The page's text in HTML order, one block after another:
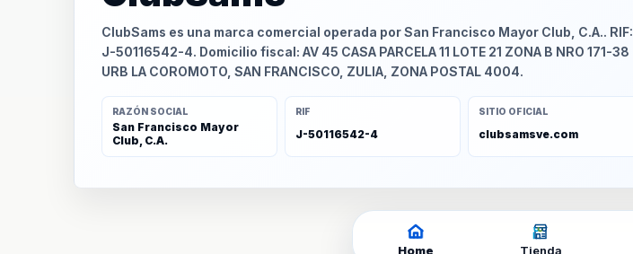
ClubSams es una marca comercial operada por San Francisco Mayor Club, C.A.. RIF:
J-50116542-4. Domicilio fiscal: AV 45 CASA PARCELA 11 LOTE 21 ZONA B NRO 171-38
URB LA COROMOTO, SAN FRANCISCO, ZULIA, ZONA POSTAL 4004.
RAZÓN SOCIAL
San Francisco Mayor
Club, C.A.
RIF
J-50116542-4
SITIO OFICIAL
clubsamsve.com
Home Tienda